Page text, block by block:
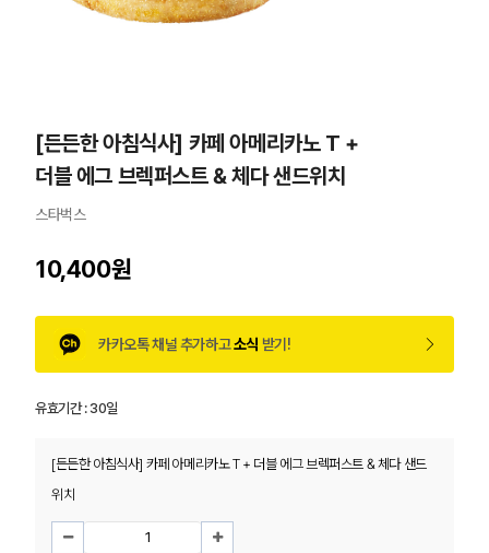
[든든한 아침식사] 카페 아메리카노 T +
더블 에그 브렉퍼스트 & 체다 샌드위치
스타벅스
10,400원
카카오톡 채널 추가하고소식 받기!
유효기간 :30일
[든든한 아침식사] 카페 아메리카노 T + 더블 에그 브렉퍼스트 & 체다 샌드
위치